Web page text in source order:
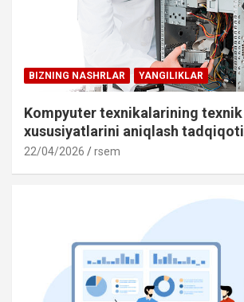
BIZNING NASHRLAR YANGILIKLAR
Kompyuter texnikalarining texnik
xususiyatlarini aniqlash tadqiqoti
22/04/2026 rsem